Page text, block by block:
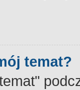
temat?